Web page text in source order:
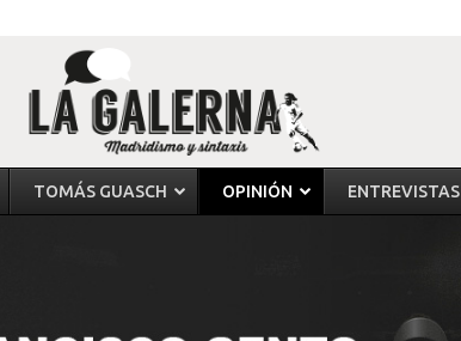
TOMÁS GUASCH OPINIÓN ENTREVISTAS